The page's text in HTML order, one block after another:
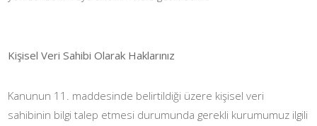
Kişisel Veri Sahibi Olarak Haklarınız
Kanunun 11. maddesinde belirtildiği üzere kişisel veri
sahibinin bilgi talep etmesi durumunda gerekli kurumumuz ilgili